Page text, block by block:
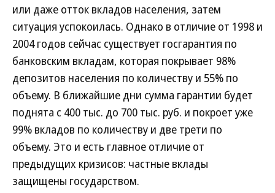
или даже отток вкладов населения, затем
ситуация успокоилась. Однако в отличие от 1998 и
2004 годов сейчас существует госгарантия по
банковским вкладам, которая покрывает 98%
депозитов населения по количеству и 55% по
объему. В ближайшие дни сумма гарантии будет
поднята с 400 тыс. до 700 тыс. руб. и покроет уже
99% вкладов по количеству и две трети по
объему. Это и есть главное отличие от
предыдущих кризисов: частные вклады
защищены государством.